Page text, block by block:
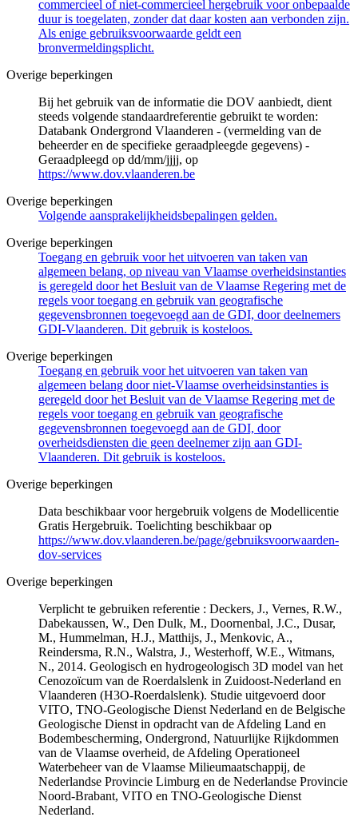
commercieel of niet-commercieel hergebruik voor onbepaalde
duur is toegelaten, zonder dat daar kosten aan verbonden zijn.
Als enige gebruiksvoorwaarde geldt een
bronvermeldingsplicht.
Overige beperkingen
Bij het gebruik van de informatie die DOV aanbiedt, dient
steeds volgende standaardreferentie gebruikt te worden:
Databank Ondergrond Vlaanderen - (vermelding van de
beheerder en de specifieke geraadpleegde gegevens) -
Geraadpleegd op dd/mm/jjjj, op
https://www.dov.vlaanderen.be
Overige beperkingen
Volgende aansprakelijkheidsbepalingen gelden.
Overige beperkingen
Toegang en gebruik voor het uitvoeren van taken van
algemeen belang, op niveau van Vlaamse overheidsinstanties
is geregeld door het Besluit van de Vlaamse Regering met de
regels voor toegang en gebruik van geografische
gegevensbronnen toegevoegd aan de GDI, door deelnemers
GDI-Vlaanderen. Dit gebruik is kosteloos.
Overige beperkingen
Toegang en gebruik voor het uitvoeren van taken van
algemeen belang door niet-Vlaamse overheidsinstanties is
geregeld door het Besluit van de Vlaamse Regering met de
regels voor toegang en gebruik van geografische
gegevensbronnen toegevoegd aan de GDI, door
overheidsdiensten die geen deelnemer zijn aan GDI-
Vlaanderen. Dit gebruik is kosteloos.
Overige beperkingen
Data beschikbaar voor hergebruik volgens de Modellicentie
Gratis Hergebruik. Toelichting beschikbaar op
https://www.dov.vlaanderen.be/page/gebruiksvoorwaarden-
dov-services
Overige beperkingen
Verplicht te gebruiken referentie : Deckers, J., Vernes, R.W.,
Dabekaussen, W., Den Dulk, M., Doornenbal, J.C., Dusar,
M., Hummelman, H.J., Matthijs, J., Menkovic, A.,
Reindersma, R.N., Walstra, J., Westerhoff, W.E., Witmans,
N., 2014. Geologisch en hydrogeologisch 3D model van het
Cenozoïcum van de Roerdalslenk in Zuidoost-Nederland en
Vlaanderen (H3O-Roerdalslenk). Studie uitgevoerd door
VITO, TNO-Geologische Dienst Nederland en de Belgische
Geologische Dienst in opdracht van de Afdeling Land en
Bodembescherming, Ondergrond, Natuurlijke Rijkdommen
van de Vlaamse overheid, de Afdeling Operationeel
Waterbeheer van de Vlaamse Milieumaatschappij, de
Nederlandse Provincie Limburg en de Nederlandse Provincie
Noord-Brabant, VITO en TNO-Geologische Dienst
Nederland.